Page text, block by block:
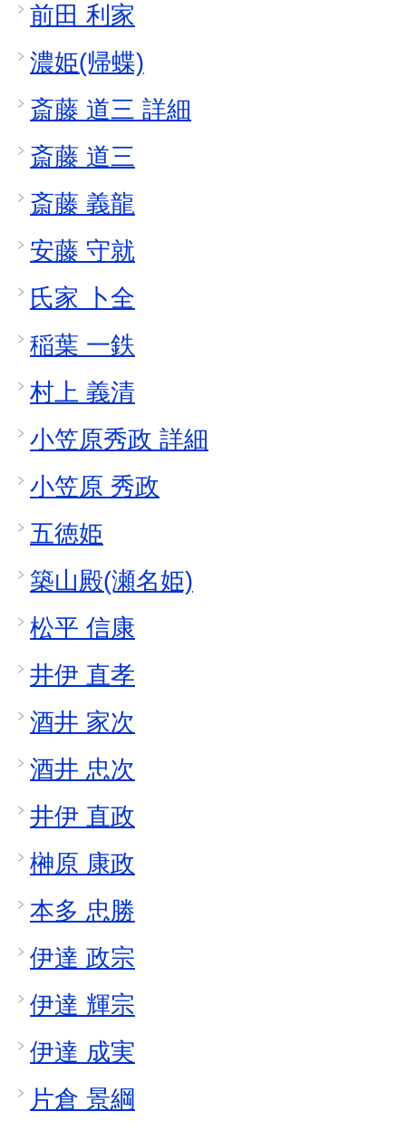
前田 利家
濃姫(帰蝶)
斎藤 道三 詳細
斎藤 道三
斎藤 義龍
安藤 守就
氏家 卜全
稲葉 一鉄
村上 義清
小笠原秀政 詳細
小笠原 秀政
五徳姫
築山殿(瀬名姫)
松平 信康
井伊 直孝
酒井 家次
酒井 忠次
井伊 直政
榊原 康政
本多 忠勝
伊達 政宗
伊達 輝宗
伊達 成実
片倉 景綱